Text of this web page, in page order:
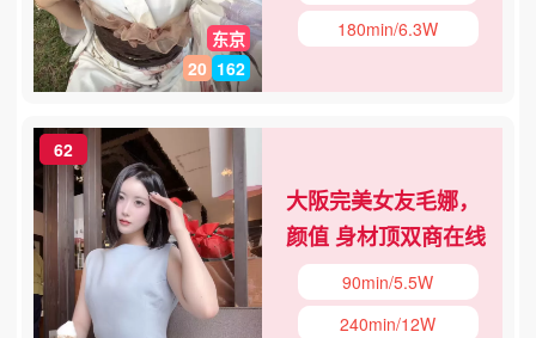
东京
20 162
180min/6.3W
62
大阪完美女友毛娜，
颜值 身材顶双商在线
90min/5.5W
240min/12W